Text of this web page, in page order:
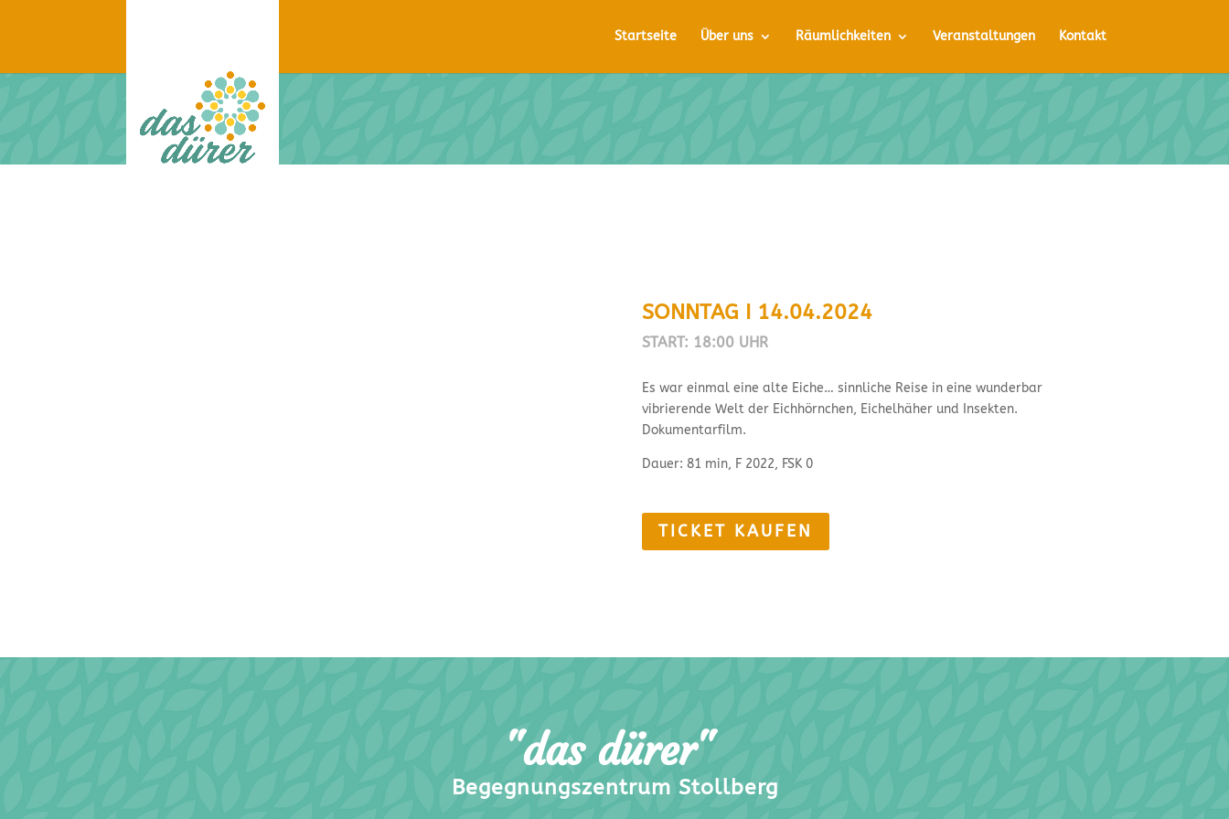
Startseite Über uns Räumlichkeiten Veranstaltungen Kontakt
SONNTAG I 14.04.2024
START: 18:00 UHR
Es war einmal eine alte Eiche… sinnliche Reise in eine wunderbar
vibrierende Welt der Eichhörnchen, Eichelhäher und Insekten.
Dokumentarfilm.
Dauer: 81 min, F 2022, FSK 0
TICKET KAUFEN
"das dürer"
Begegnungszentrum Stollberg